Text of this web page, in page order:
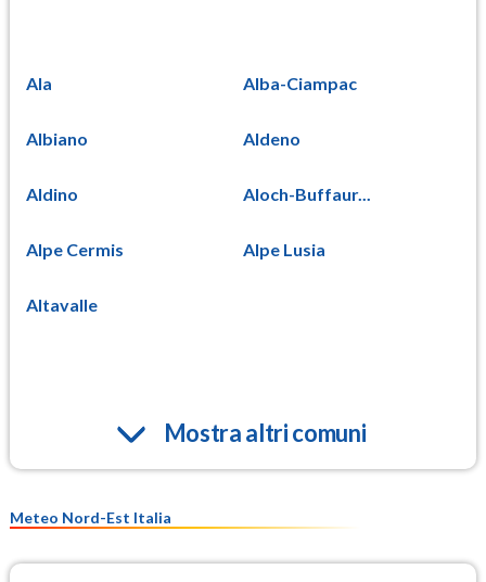
Ala Alba-Ciampac
Albiano Aldeno
Aldino Aloch-Buffaur...
Alpe Cermis Alpe Lusia
Altavalle
Mostra altri comuni
Meteo Nord-Est Italia